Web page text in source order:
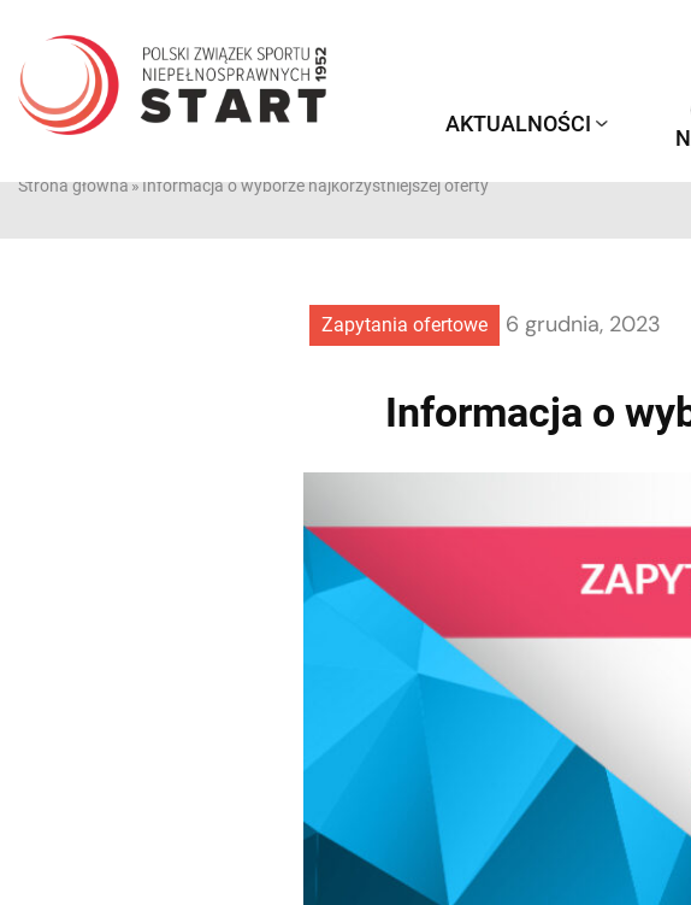
treści
AKTUALNOŚCI
Strona główna»Informacja o wyborze najkorzystniejszej oferty
Zapytania ofertowe 6 grudnia, 2023
Informacja o